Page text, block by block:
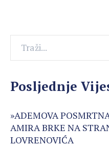
Posljednje
»ADEMOVA
AMIRA BRKE NA
LOVRENOVIĆA